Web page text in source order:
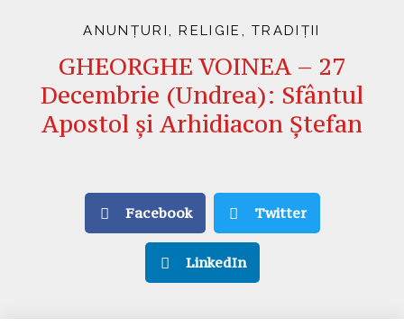
ANUNȚURI,RELIGIE ,TRADIȚII
GHEORGHE VOINEA – 27
Decembrie (Undrea): Sfântul
Apostol şi Arhidiacon Ştefan
Facebook Twitter
LinkedIn